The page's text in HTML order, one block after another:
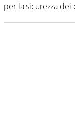
per la sicurezza dei